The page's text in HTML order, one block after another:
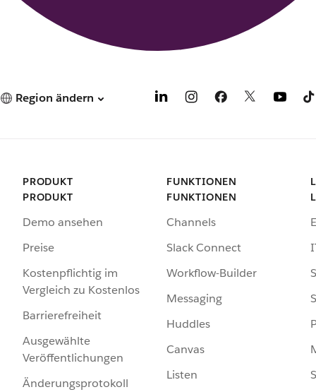
Region ändern
PRODUKT
PRODUKT
Demo ansehen
Preise
Kostenpflichtig im
Vergleich zu Kostenlos
Barrierefreiheit
Ausgewählte
Veröffentlichungen
Änderungsprotokoll
FUNKTIONEN
FUNKTIONEN
Channels
Slack Connect
Workflow-Builder
Messaging
Huddles
Canvas
Listen